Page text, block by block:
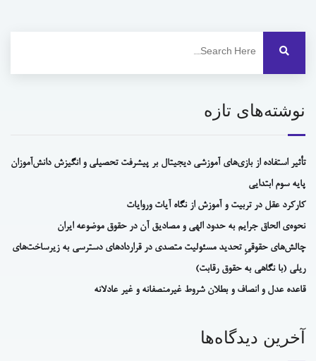
نوشته‌های تازه
تأثیر استفاده از بازی‌های آموزشی دیجیتال بر پیشرفت تحصیلی و انگیزش دانش‌آموزان
پایه سوم ابتدایی
کارکرد عقل در تربیت و آموزش از نگاه آیات وروایات
نحوه‌ی الحاق جرایم به حدود الهی و مصادیق آن در حقوق موضوعه ایران
چالش‌های حقوقیِ تحدید مسئولیت متصدی در قراردادهای دسترسی به زیرساخت‌های
ریلی (با نگاهی به حقوق رقابت)
قاعده عدل و انصاف و بطلان شروط غیرمنصفانه و غیر عادلانه
آخرین دیدگاه‌ها